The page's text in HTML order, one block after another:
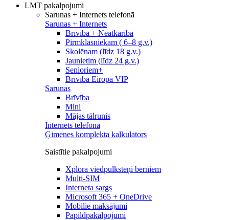
LMT pakalpojumi
Sarunas + Internets telefonā
Sarunas + Internets
Brīvība + Neatkarība
Pirmklasniekam ( 6–8 g.v.)
Skolēnam (līdz 18 g.v.)
Jaunietim (līdz 24 g.v.)
Senioriem+
Brīvība Eiropā VIP
Sarunas
Brīvība
Mini
Mājas tālrunis
Internets telefonā
Ģimenes komplekta kalkulators
Saistītie pakalpojumi
Xplora viedpulksteņi bērniem
Multi-SIM
Interneta sargs
Microsoft 365 + OneDrive
Mobilie maksājumi
Papildpakalpojumi